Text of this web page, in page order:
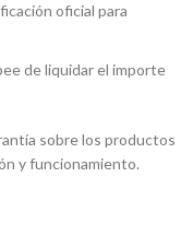
oficial para
de liquidar el importe
sobre los productos
y funcionamiento.